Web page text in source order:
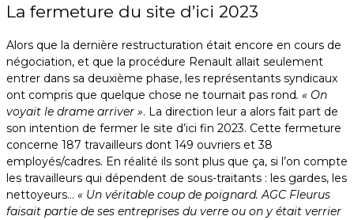
La fermeture du site d’ici 2023
Alors que la dernière restructuration était encore en cours de
négociation, et que la procédure Renault allait seulement
entrer dans sa deuxième phase, les représentants syndicaux
ont compris que quelque chose ne tournait pas rond. « On
voyait le drame arriver ». La direction leur a alors fait part de
son intention de fermer le site d’ici fin 2023. Cette fermeture
concerne 187 travailleurs dont 149 ouvriers et 38
employés/cadres. En réalité ils sont plus que ça, si l’on compte
les travailleurs qui dépendent de sous-traitants : les gardes, les
nettoyeurs… « Un véritable coup de poignard. AGC Fleurus
faisait partie de ses entreprises du verre ou on y était verrier